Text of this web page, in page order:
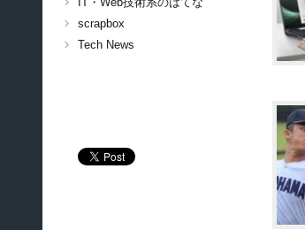
scrapbox
Tech News